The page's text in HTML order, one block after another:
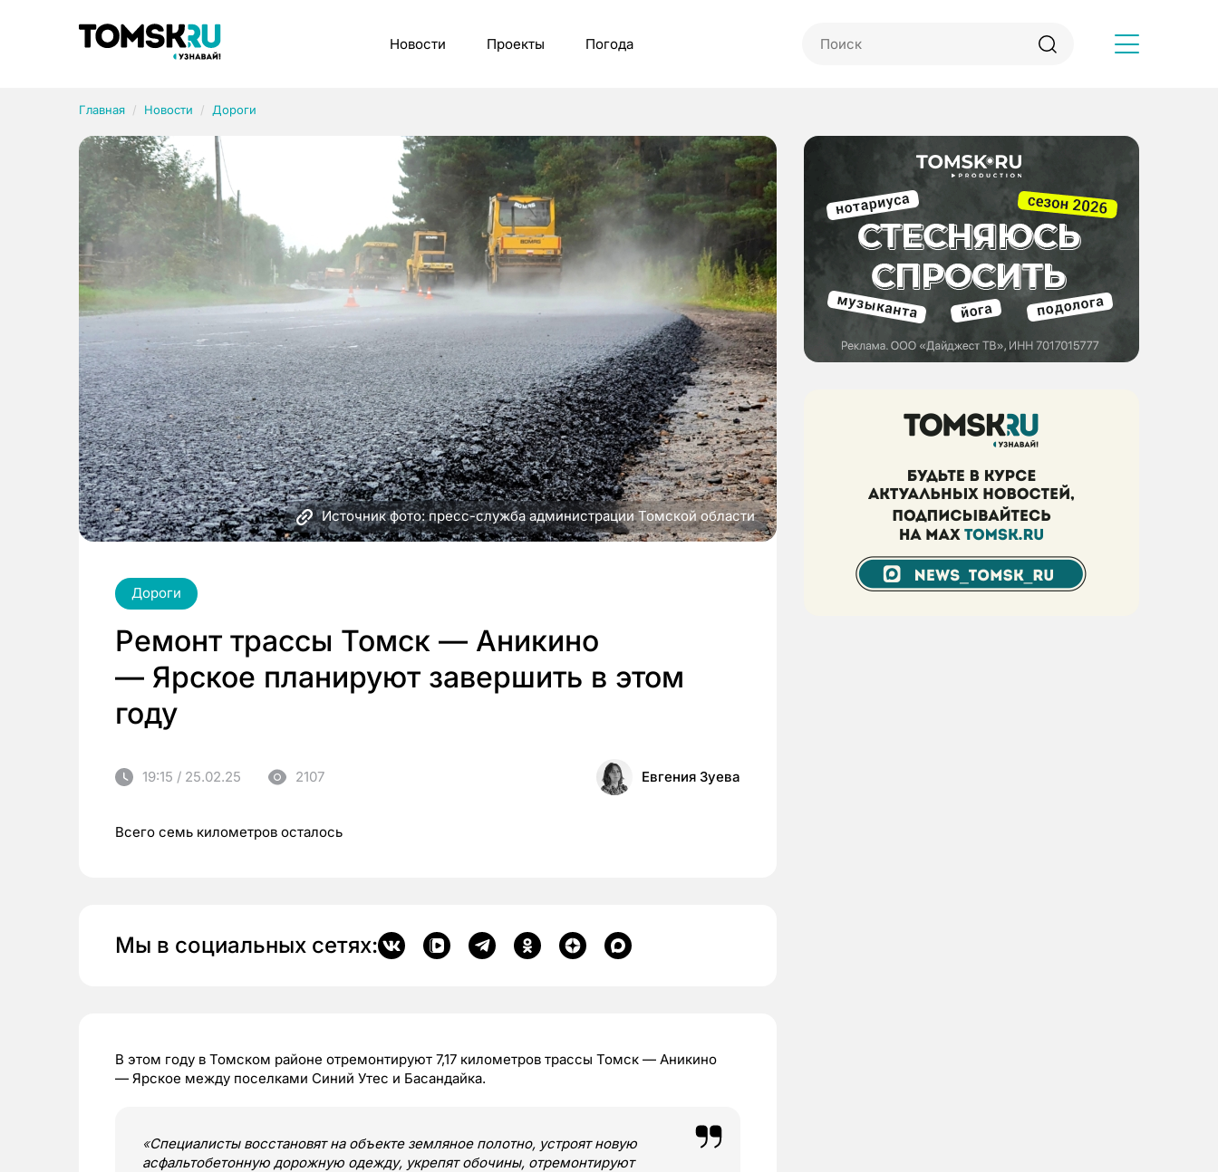
Новости Проекты Погода
Главная Новости Дороги
Источник фото: пресс-служба администрации Томской области
Дороги
Ремонт трассы Томск — Аникино
— Ярское планируют завершить в этом
году
19:15 / 25.02.25 2107 Евгения Зуева
Всего семь километров осталось
Мы в социальных сетях:
В этом году в Томском районе отремонтируют 7,17 километров трассы Томск — Аникино
— Ярское между поселками Синий Утес и Басандайка.
«Специалисты восстановят на объекте земляное полотно, устроят новую
асфальтобетонную дорожную одежду, укрепят обочины, отремонтируют
Рубрики